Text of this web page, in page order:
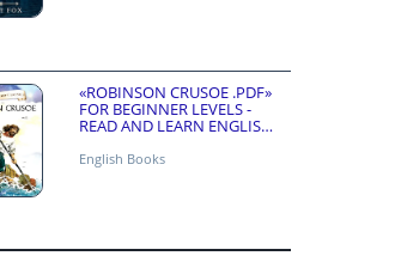
«ROBINSON CRUSOE .PDF»
FOR BEGINNER LEVELS -
READ AND LEARN ENGLISH
English Books